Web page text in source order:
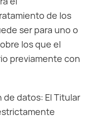
de los
ser para uno o
los que el
previamente con
de datos: El Titular